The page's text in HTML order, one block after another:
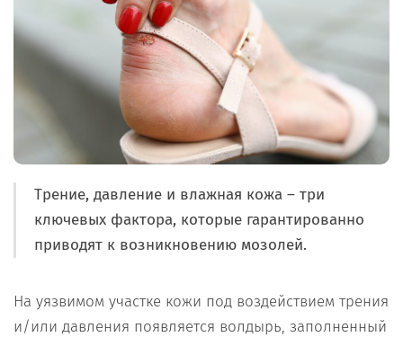
Трение, давление и влажная кожа – три
ключевых фактора, которые гарантированно
приводят к возникновению мозолей.
На уязвимом участке кожи под воздействием трения
и/или давления появляется волдырь, заполненный